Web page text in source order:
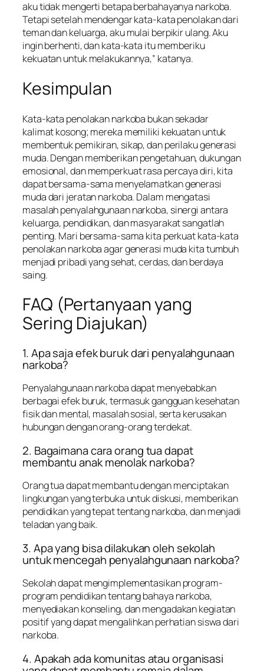
aku tidak mengerti betapa berbahayanya narkoba.
Tetapi setelah mendengar kata-kata penolakan dari
teman dan keluarga, aku mulai berpikir ulang. Aku
ingin berhenti, dan kata-kata itu memberiku
kekuatan untuk melakukannya,” katanya.
Kesimpulan
Kata-kata penolakan narkoba bukan sekadar
kalimat kosong; mereka memiliki kekuatan untuk
membentuk pemikiran, sikap, dan perilaku generasi
muda. Dengan memberikan pengetahuan, dukungan
emosional, dan memperkuat rasa percaya diri, kita
dapat bersama-sama menyelamatkan generasi
muda dari jeratan narkoba. Dalam mengatasi
masalah penyalahgunaan narkoba, sinergi antara
keluarga, pendidikan, dan masyarakat sangatlah
penting. Mari bersama-sama kita perkuat kata-kata
penolakan narkoba agar generasi muda kita tumbuh
menjadi pribadi yang sehat, cerdas, dan berdaya
saing.
FAQ (Pertanyaan yang
Sering Diajukan)
1. Apa saja efek buruk dari penyalahgunaan
narkoba?
Penyalahgunaan narkoba dapat menyebabkan
berbagai efek buruk, termasuk gangguan kesehatan
fisik dan mental, masalah sosial, serta kerusakan
hubungan dengan orang-orang terdekat.
2. Bagaimana cara orang tua dapat
membantu anak menolak narkoba?
Orang tua dapat membantu dengan menciptakan
lingkungan yang terbuka untuk diskusi, memberikan
pendidikan yang tepat tentang narkoba, dan menjadi
teladan yang baik.
3. Apa yang bisa dilakukan oleh sekolah
untuk mencegah penyalahgunaan narkoba?
Sekolah dapat mengimplementasikan program-
program pendidikan tentang bahaya narkoba,
menyediakan konseling, dan mengadakan kegiatan
positif yang dapat mengalihkan perhatian siswa dari
narkoba.
4. Apakah ada komunitas atau organisasi